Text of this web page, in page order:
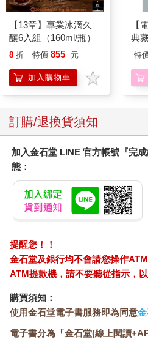
【13章】專業冰滴久
釀6入組（160ml/瓶）
8 折 特價 855 元
加入購物車
【
典
特
訂購/退換貨須知
加入金石堂 LINE 官方帳號『完
態：
提醒您！！
金石堂及銀行均不會請您操作
ATM提款機，請不要聽從指示，
購買須知：
使用金石堂電子書服務即為同意
電子書分為「金石堂(線上閱讀